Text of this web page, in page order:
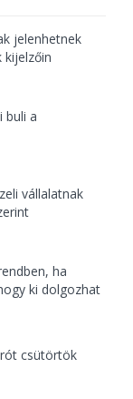
jelenhetnek
kijelzőin
buli a
vállalatnak
ha
ki dolgozhat
csütörtök